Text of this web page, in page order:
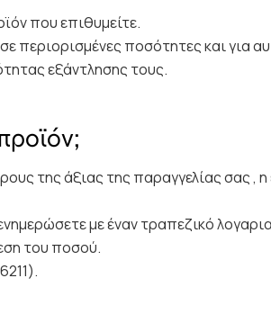
που επιθυμείτε.
περιορισμένες ποσότητες και για
εξάντλησης τους.
της άξιας της παραγγελίας σας
με έναν τραπεζικό
του ποσού.